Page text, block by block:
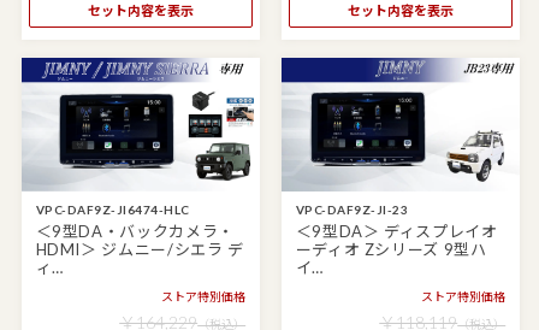
セット内容を表示 セット内容を表示
VPC-DAF9Z-JI6474-HLC
＜9型DA・バックカメラ・
HDMI＞ ジムニー/シエラ デ
ィ…
ストア特別価格
￥164,229（税込）
VPC-DAF9Z-JI-23
＜9型DA＞ ディスプレイオ
ーディオ Zシリーズ 9型ハ
イ…
ストア特別価格
￥118,119（税込）